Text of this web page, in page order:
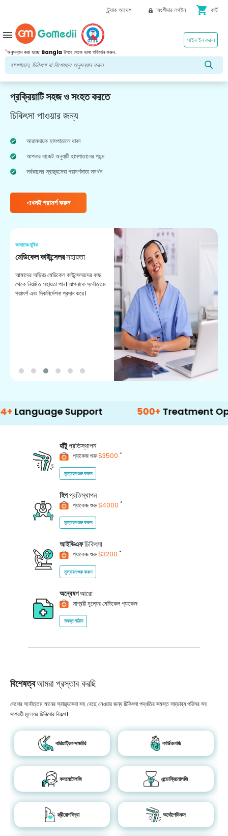
ট্র্যাক আদেশ অংশীদার লগইন shopping_cart কার্ট
*অনুসন্ধান করা হচ্ছে Bangla উপরে থেকে ভাষা পরিবর্তন করুন.
সাইন ইন করুন
menu
প্রক্রিয়াটি সহজ ও সংহত করতে
চিকিৎসা পাওয়ার জন্য
আরামদায়ক হাসপাতালে থাকা
আপনার বাজেট অনুযায়ী হাসপাতালের পছন্দ
সর্বকালের স্বাস্থ্যসেবা পরামর্শদাতা সমর্থন
এখনই পরামর্শ করুন
আমাদের সুবিধা
মেডিকেল কাউন্সেলরসহায়তা
আমাদের অভিজ্ঞ মেডিকেল কাউন্সেলরদের কাছ
থেকে নিয়মিত সহায়তা পান। আপনাকে সর্বোত্তম
পরামর্শ এবং দিকনির্দেশনা প্রদান করে।
Support 500+ Treatment Options
হাঁটুপ্রতিস্থাপন
প্যাকেজ শুরু$3500 *
মূল্যায়ন শুরু করুন
হিপপ্রতিস্থাপন
প্যাকেজ শুরু$4000 *
মূল্যায়ন শুরু করুন
আইভিএফচিকিৎসা
প্যাকেজ শুরু$3200 *
মূল্যায়ন শুরু করুন
অন্বেষণআরো
সাশ্রয়ী মূল্যের মেডিকেল প্যাকেজ
তদন্ত পাঠান
বিশেষত্বআমরা প্রস্তাব করছি
দেশের সর্বোত্তম মানের স্বাস্থ্যসেবা সহ বেছে নেওয়ার জন্য চিকিৎসা পদ্ধতির সমস্ত সম্ভাব্য পরিসর সহ
সাশ্রয়ী মূল্যের চিকিত্সার বিকল্প।
বারিয়াট্রিক সার্জারি কার্ডিওলজি
কসমেটোলজি এন্ডোক্রিনোলজি
স্ত্রীরোগবিদ্যা অর্থোপেডিকস